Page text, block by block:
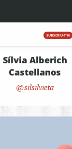
SUBSCRIU-T'HI
Sílvia Alberich
Castellanos
silsilvieta